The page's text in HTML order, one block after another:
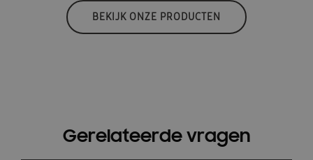
BEKIJK ONZE PRODUCTEN
Gerelateerde vragen